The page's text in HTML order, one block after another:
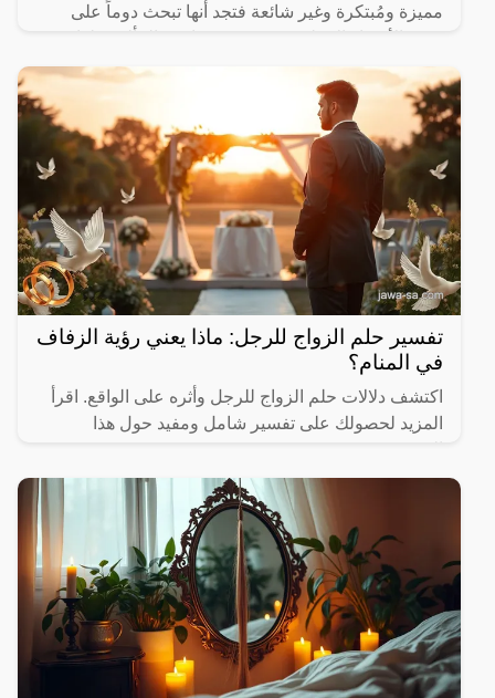
مميزة ومُبتكرة وغير شائعة فتجد أنها تبحث دوماً على
سنقدم
تفسير حلم الزواج للرجل: ماذا يعني رؤية الزفاف
في المنام؟
اكتشف دلالات حلم الزواج للرجل وأثره على الواقع. اقرأ
المزيد لحصولك على تفسير شامل ومفيد حول هذا